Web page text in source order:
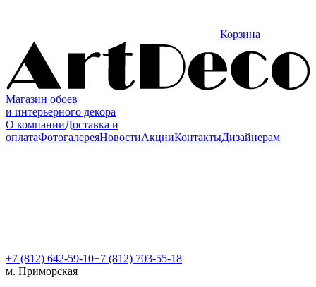
Корзина
Магазин обоев
и интерьерного декора
О компанииДоставка и
оплатаФотогалереяНовостиАкцииКонтактыДизайнерам
+7 (812) 642-59-10+7 (812) 703-55-18
м. Приморская